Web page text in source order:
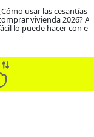
usar las cesantías
vivienda 2026?
lo puede hacer con el